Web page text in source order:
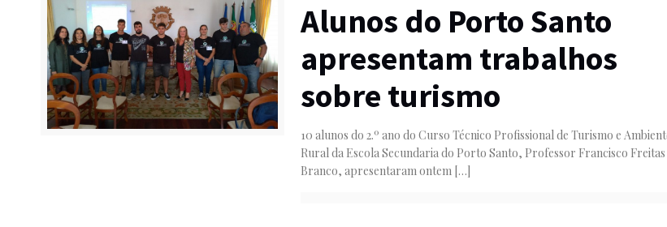
Alunos do Porto Santo
apresentam trabalhos
sobre turismo
10 alunos do 2.º ano do Curso Técnico Profissional de Turismo e
Rural da Escola Secundaria do Porto Santo, Professor Francisco Freitas
Branco, apresentaram ontem […]